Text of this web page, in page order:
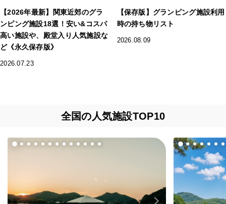
【2026年最新】関東近郊のグラ
ンピング施設18選！安い&コスパ
高い施設や、殿堂入り人気施設な
ど《永久保存版》
2026.07.23
【保存版】グランピング施設利用
時の持ち物リスト
2026.08.09
全国の人気施設TOP10